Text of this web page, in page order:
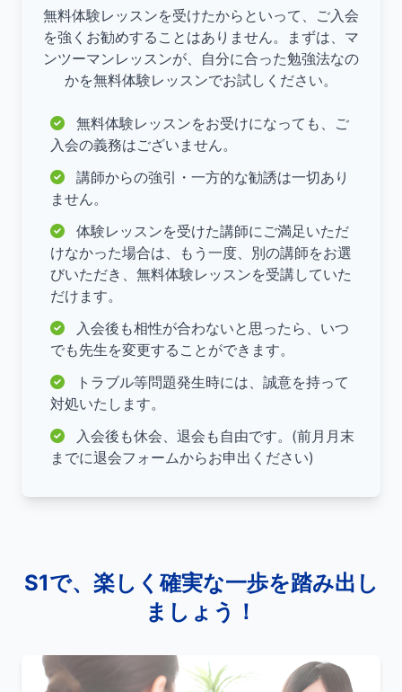
無料体験レッスンを受けたからといって、ご入会
を強くお勧めすることはありません。まずは、マ
ンツーマンレッスンが、自分に合った勉強法なの
かを無料体験レッスンでお試しください。
無料体験レッスンをお受けになっても、ご
入会の義務はございません。
講師からの強引・一方的な勧誘は一切あり
ません。
体験レッスンを受けた講師にご満足いただ
けなかった場合は、もう一度、別の講師をお選
びいただき、無料体験レッスンを受講していた
だけます。
入会後も相性が合わないと思ったら、いつ
でも先生を変更することができます。
トラブル等問題発生時には、誠意を持って
対処いたします。
入会後も休会、退会も自由です。(前月月末
までに退会フォームからお申出ください)
S1で、楽しく確実な一歩を踏み出し
ましょう！